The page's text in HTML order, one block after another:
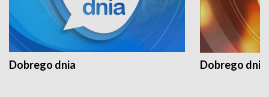
Dobrego dnia Dobrego dnia